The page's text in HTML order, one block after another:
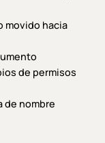
movido hacia
de permisos
de nombre